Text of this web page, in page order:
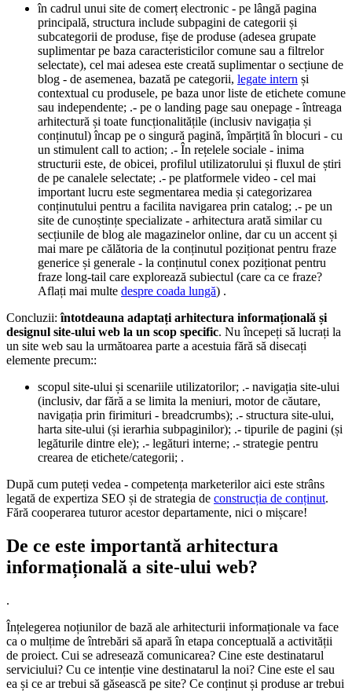
în cadrul unui site de comerț electronic - pe lângă pagina
principală, structura include subpagini de categorii și
subcategorii de produse, fișe de produse (adesea grupate
suplimentar pe baza caracteristicilor comune sau a filtrelor
selectate), cel mai adesea este creată suplimentar o secțiune de
blog - de asemenea, bazată pe categorii, legate intern și
contextual cu produsele, pe baza unor liste de etichete comune
sau independente; .- pe o landing page sau onepage - întreaga
arhitectură și toate funcționalitățile (inclusiv navigația și
conținutul) încap pe o singură pagină, împărțită în blocuri - cu
un stimulent call to action; .- În rețelele sociale - inima
structurii este, de obicei, profilul utilizatorului și fluxul de știri
de pe canalele selectate; .- pe platformele video - cel mai
important lucru este segmentarea media și categorizarea
conținutului pentru a facilita navigarea prin catalog; .- pe un
site de cunoștințe specializate - arhitectura arată similar cu
secțiunile de blog ale magazinelor online, dar cu un accent și
mai mare pe călătoria de la conținutul poziționat pentru fraze
generice și generale - la conținutul conex poziționat pentru
fraze long-tail care explorează subiectul (care ca ce fraze?
Aflați mai multe despre coada lungă) .
Concluzii:întotdeauna adaptați arhitectura informațională și
designul site-ului web la un scop specific. Nu începeți să lucrați la
un site web sau la următoarea parte a acestuia fără să disecați
elemente precum::
scopul site-ului și scenariile utilizatorilor; .- navigația site-ului
(inclusiv, dar fără a se limita la meniuri, motor de căutare,
navigația prin firimituri - breadcrumbs); .- structura site-ului,
harta site-ului (și ierarhia subpaginilor); .- tipurile de pagini (și
legăturile dintre ele); .- legături interne; .- strategie pentru
crearea de etichete/categorii; .
După cum puteți vedea - competența marketerilor aici este strâns
legată de expertiza SEO și de strategia de construcția de conținut.
Fără cooperarea tuturor acestor departamente, nici o mișcare!
De ce este importantă arhitectura
informațională a site-ului web?
.
Înțelegerea noțiunilor de bază ale arhitecturii informaționale va face
ca o mulțime de întrebări să apară în etapa conceptuală a activității
de proiect. Cui se adresează comunicarea? Cine este destinatarul
serviciului? Cu ce intenție vine destinatarul la noi? Cine este el sau
ea și ce ar trebui să găsească pe site? Ce conținut și produse ar trebui